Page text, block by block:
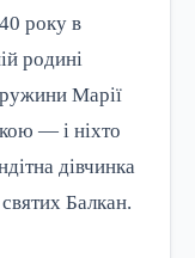
року в
родині
Марії
— і ніхто
дівчинка
Балкан.